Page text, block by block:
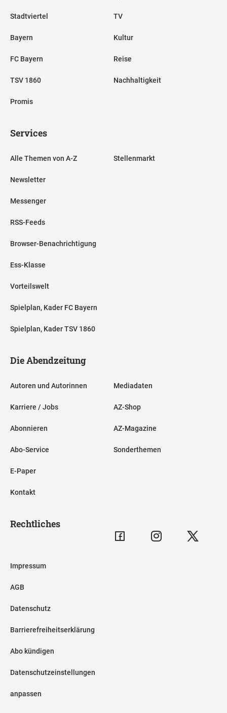
Stadtviertel
Bayern
FC Bayern
TSV 1860
Promis
TV
Kultur
Reise
Nachhaltigkeit
Services
Alle Themen von A-Z
Newsletter
Messenger
RSS-Feeds
Browser-Benachrichtigung
Ess-Klasse
Vorteilswelt
Spielplan, Kader FC Bayern
Spielplan, Kader TSV 1860
Stellenmarkt
Die Abendzeitung
Autoren und Autorinnen
Karriere / Jobs
Abonnieren
Abo-Service
E-Paper
Kontakt
Mediadaten
AZ-Shop
AZ-Magazine
Sonderthemen
Rechtliches
Impressum
AGB
Datenschutz
Barrierefreiheitserklärung
Abo kündigen
Datenschutzeinstellungen
anpassen